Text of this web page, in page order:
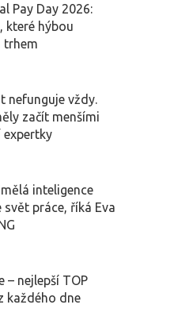
Pay Day 2026:
které hýbou
trhem
nefunguje vždy.
začít menšími
expertky
inteligence
svět práce, říká Eva
– nejlepší TOP
každého dne